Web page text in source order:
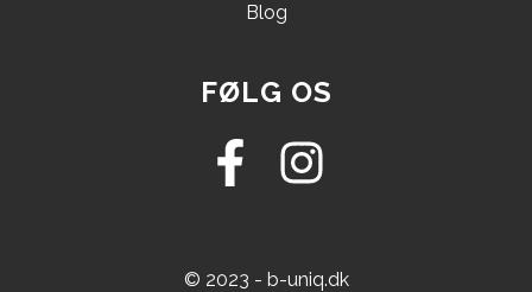
Blog
FØLG OS
© 2023 - b-uniq.dk